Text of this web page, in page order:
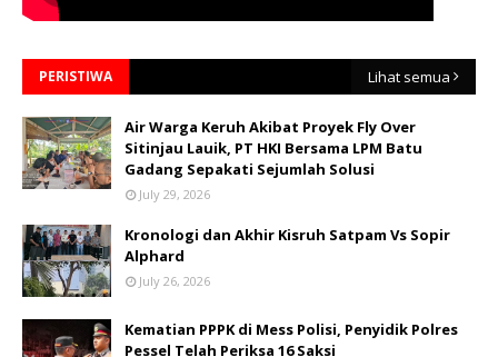
PERISTIWA Lihat semua
Air Warga Keruh Akibat Proyek Fly Over
Sitinjau Lauik, PT HKI Bersama LPM Batu
Gadang Sepakati Sejumlah Solusi
July 29, 2026
Kronologi dan Akhir Kisruh Satpam Vs Sopir
Alphard
July 26, 2026
Kematian PPPK di Mess Polisi, Penyidik Polres
Pessel Telah Periksa 16 Saksi